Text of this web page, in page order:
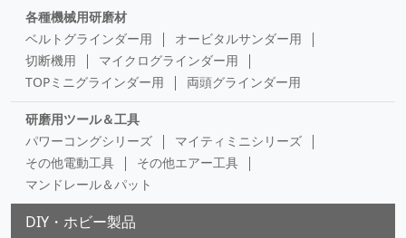
各種機械用研磨材
ベルトグラインダー用
オービタルサンダー用
切断機用
マイクログラインダー用
TOPミニグラインダー用
両頭グラインダー用
研磨用ツール＆工具
パワーコングシリーズ
マイティミニシリーズ
その他電動工具
その他エアー工具
マンドレール＆パット
DIY・ホビー製品